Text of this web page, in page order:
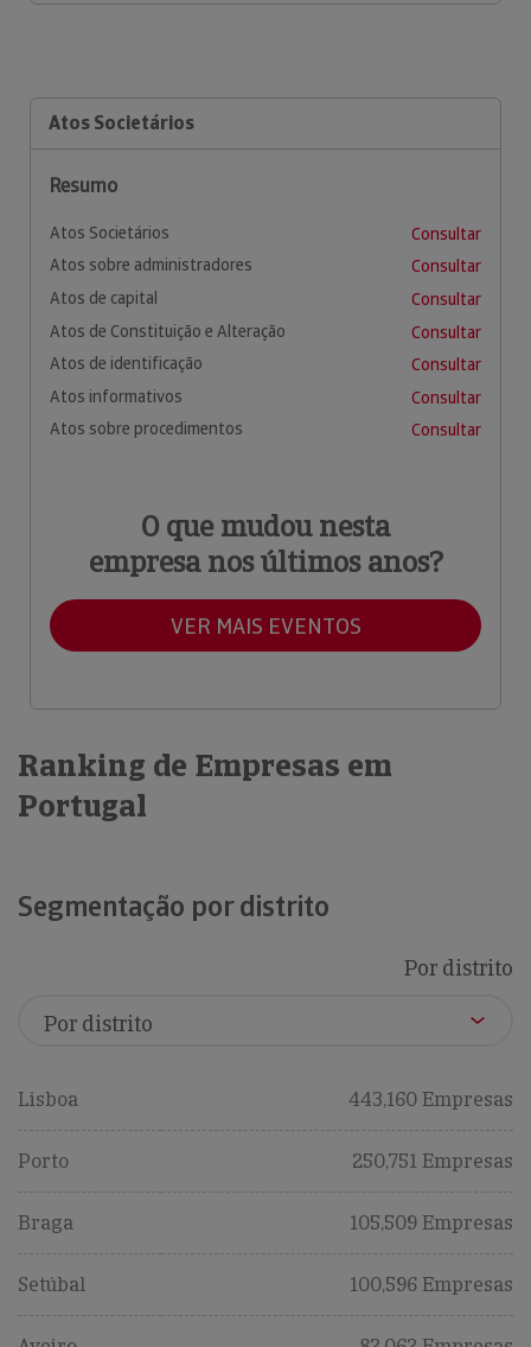
Atos Societários
Resumo
Atos Societários
Consultar
Atos sobre administradores
Consultar
Atos de capital
Consultar
Atos de Constituição e Alteração
Consultar
Atos de identificação
Consultar
Atos informativos
Consultar
Atos sobre procedimentos
Consultar
O que mudou nesta
empresa nos últimos anos?
VER MAIS EVENTOS
Ranking de Empresas em
Portugal
Segmentação por distrito
Por distrito
Lisboa 443,160 Empresas
Porto 250,751 Empresas
Braga 105,509 Empresas
Setúbal 100,596 Empresas